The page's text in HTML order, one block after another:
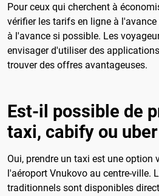
Pour ceux qui cherchent à
vérifier les tarifs en ligne à
à l'avance si possible. Les
envisager d'utiliser des
trouver des offres avantageuses.
Est-il possible de
taxi, cabify ou
Oui, prendre un taxi est une option
l'aéroport Vnukovo au centre-ville.
traditionnels sont disponibles